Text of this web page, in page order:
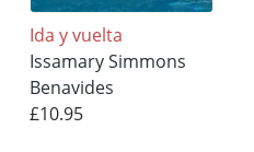
Ida y vuelta
Issamary Simmons
Benavides
£10.95